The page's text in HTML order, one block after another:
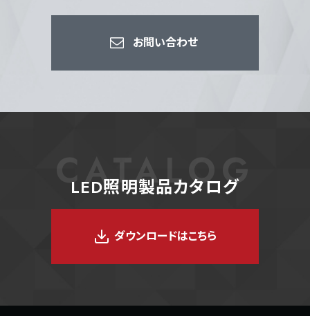
お問い合わせ
CATALOG
LED照明製品カタログ
ダウンロードはこちら